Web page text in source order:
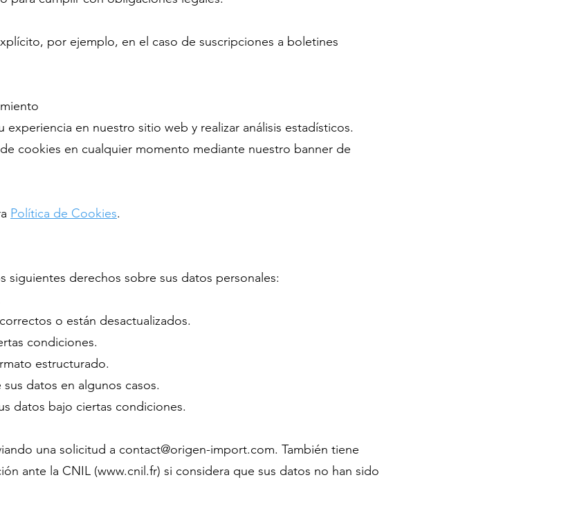
por ejemplo, en el caso de suscripciones a boletines
experiencia en nuestro sitio web y realizar análisis estadísticos.
cookies en cualquier momento mediante nuestro banner de
Política de Cookies.
siguientes derechos sobre sus datos personales:
o están desactualizados.
condiciones.
estructurado.
datos en algunos casos.
datos bajo ciertas condiciones.
una solicitud a contact@origen-import.com. También tiene
ante la CNIL (www.cnil.fr) si considera que sus datos no han sido